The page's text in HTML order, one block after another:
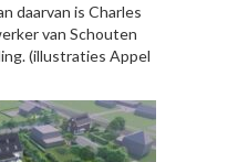
daarvan is Charles
van Schouten
(illustraties Appel